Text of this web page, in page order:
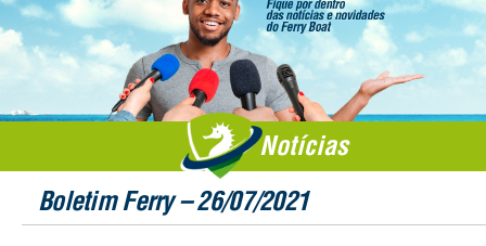
Notícias
Boletim Ferry – 26/07/2021